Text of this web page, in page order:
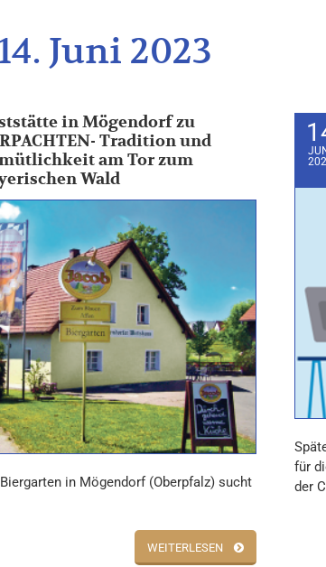
Juni 2023
in Mögendorf zu
Tradition und
am Tor zum
Wald
in Mögendorf (Oberpfalz) sucht
WEITERLESEN
für
der